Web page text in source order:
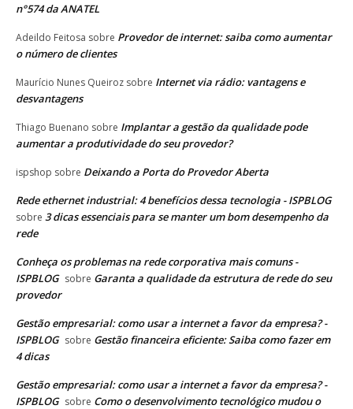
n°574 da ANATEL
Adeildo Feitosa sobre Provedor de internet: saiba como aumentar
o número de clientes
Maurício Nunes Queiroz sobre Internet via rádio: vantagens e
desvantagens
Thiago Buenano sobre Implantar a gestão da qualidade pode
aumentar a produtividade do seu provedor?
ispshop sobre Deixando a Porta do Provedor Aberta
Rede ethernet industrial: 4 benefícios dessa tecnologia - ISPBLOG
sobre 3 dicas essenciais para se manter um bom desempenho da
rede
Conheça os problemas na rede corporativa mais comuns -
ISPBLOG sobre Garanta a qualidade da estrutura de rede do seu
provedor
Gestão empresarial: como usar a internet a favor da empresa? -
ISPBLOG sobre Gestão financeira eficiente: Saiba como fazer em
4 dicas
Gestão empresarial: como usar a internet a favor da empresa? -
ISPBLOG sobre Como o desenvolvimento tecnológico mudou o